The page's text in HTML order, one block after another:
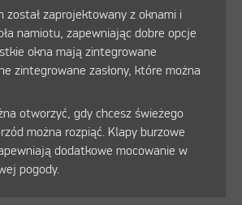
został zaprojektowany z oknami i
namiotu, zapewniając dobre opcje
okna mają zintegrowane
zintegrowane zasłony, które można
otworzyć, gdy chcesz świeżego
można rozpiąć. Klapy burzowe
dodatkowe mocowanie w
pogody.